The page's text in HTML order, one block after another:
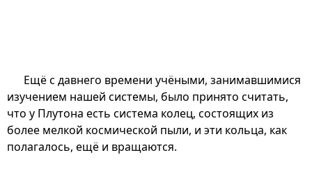
Ещё с давнего времени учёными, занимавшимися
изучением нашей системы, было принято считать,
что у Плутона есть система колец, состоящих из
более мелкой космической пыли, и эти кольца, как
полагалось, ещё и вращаются.